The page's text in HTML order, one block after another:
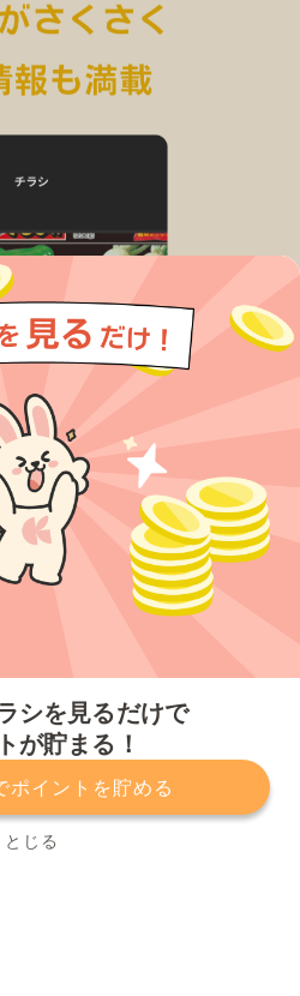
シを見るだけで
が貯まる！
ポイントを貯める
とじる
利用規約
運営会社
合わせ